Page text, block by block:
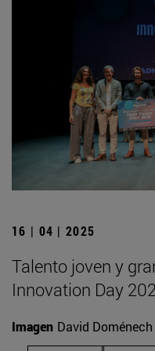
16 | 04 | 2025
Talento joven y
Innovation Day
Imagen David Doménech